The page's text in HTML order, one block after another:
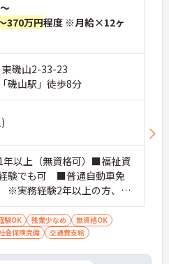
ムを巡るため、各ホ
サポートにも携わる
プアップに直結しま
い年代が活躍してい
ているため、無理
ただけます。
つ最新設備を備えて
環境です。ハード面
事前決定・レシピ完
軽減されています。
、働くスタッフにと
いモチベーションを
～
370万円程度 ※月給×12ヶ
東磯山2-33-23
磯山駅」徒歩8分
以上（無資格可）■福祉資
験でも可 ■普通自動車免
※実務経験2年以上の方、障
する経験をお持ちの方大歓
験OK 残業少なめ
無資格OK
会保険完備 交通費支給